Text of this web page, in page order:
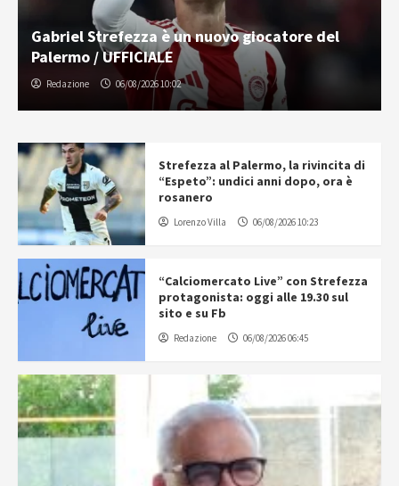
Augello: “Strefezza è la ciliegina sulla torta.
Ora dobbiamo alzare l’asticella”
Redazione 06/08/2026 15:00
Strefezza al Palermo, la rivincita di
“Espeto”: undici anni dopo, ora è
rosanero
Lorenzo Villa 06/08/2026 10:23
“Calciomercato Live” con Strefezza
protagonista: oggi alle 19.30 sul
sito e su Fb
Redazione 06/08/2026 06:45